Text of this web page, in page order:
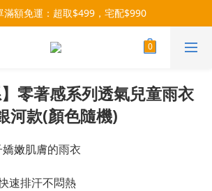
消費點數3倍送！把握機會，趕緊下單！
滿額免運：超取$499，宅配$990
08/31 爸氣一擊・限時開搶
】零著感系列透氣兒童雨衣
河款(顏色隨機)
嫩肌膚的雨衣
速排汗不悶熱